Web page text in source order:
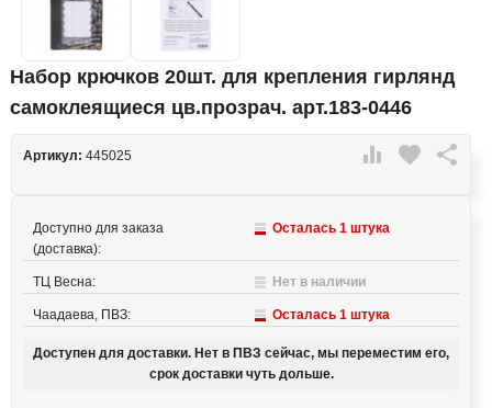
Набор крючков 20шт. для крепления гирлянд
самоклеящиеся цв.прозрач. арт.183-0446
 favorite 
Артикул: 445025
Доступно для заказа
(доставка):
Осталась 1 штука
ТЦ Весна: Нет в наличии
Чаадаева, ПВЗ: Осталась 1 штука
Доступен для доставки. Нет в ПВЗ сейчас, мы переместим его,
срок доставки чуть дольше.